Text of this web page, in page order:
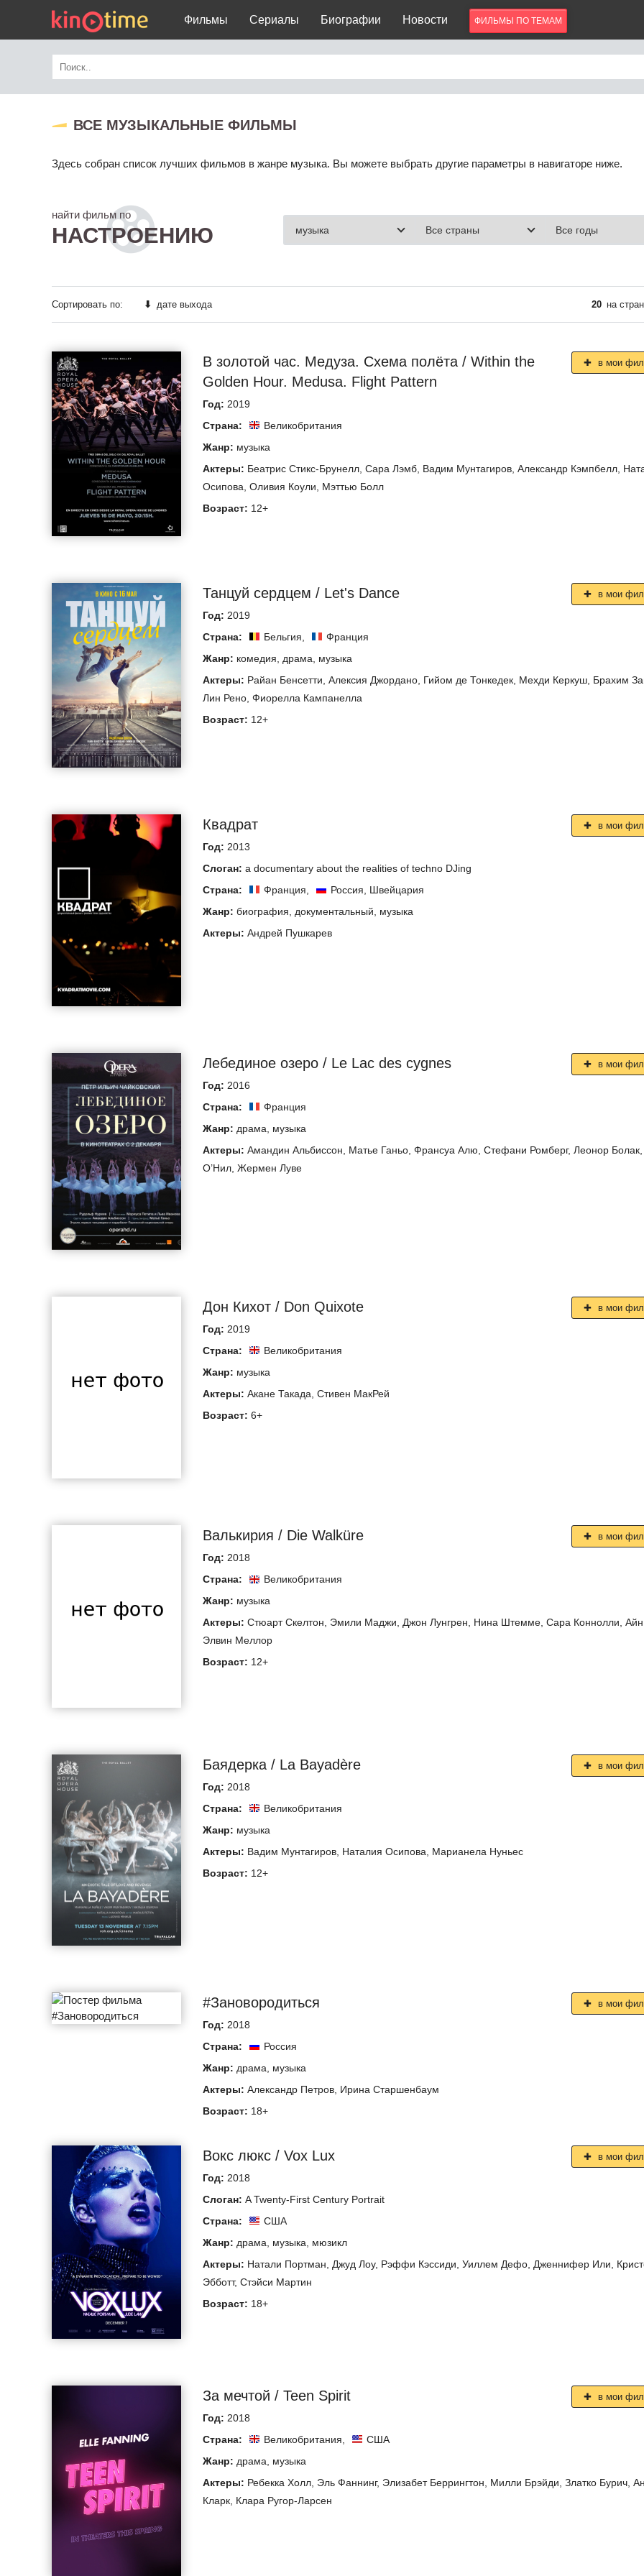
Фильмы Сериалы Биографии Новости ФИЛЬМЫ ПО ТЕМАМ
ВСЕ МУЗЫКАЛЬНЫЕ ФИЛЬМЫ
Здесь собран список лучших фильмов в жанре музыка. Вы можете выбрать другие параметры в навигаторе ниже.
найти фильм по
НАСТРОЕНИЮ
Сортировать по: ⬇ дате выхода 20 на
В золотой час. Медуза. Схема полёта / Within the
Golden Hour. Medusa. Flight Pattern
Год: 2019
Страна:
Великобритания
Жанр: музыка
Актеры: Беатрис Стикс-Брунелл Сара Лэмб Вадим Мунтагиров Александр Кэмпбелл
Осипова Оливия Коули
Мэттью Болл
Возраст: 12+
в мои
Танцуй сердцем / Let's Dance
Год: 2019
Страна:
Бельгия
Франция
Жанр: комедия драма
музыка
Актеры: Райан Бенсетти Алексия Джордано Гийом де Тонкедек Мехди Керкуш Брахим
Лин Рено Фиорелла Кампанелла
Возраст: 12+
в мои
Квадрат
Год: 2013
Слоган: a documentary about the realities of techno DJing
Страна:
Франция Россия
Швейцария
Жанр: биография документальный
музыка
Актеры: Андрей Пушкарев
в мои
Лебединое озеро / Le Lac des cygnes
Год: 2016
Страна:
Франция
Жанр: драма
музыка
Актеры: Амандин Альбиссон Матье Ганьо Франсуа Алю Стефани Ромберг, Леонор Болак
О’Нил Жермен Луве
в мои
Дон Кихот / Don Quixote
Год: 2019
Страна:
Великобритания
Жанр: музыка
Актеры: Акане Такада Стивен МакРей
Возраст: 6+
в мои
Валькирия / Die Walküre
Год: 2018
Страна:
Великобритания
Жанр: музыка
Актеры: Стюарт Скелтон, Эмили Маджи, Джон Лунгрен, Нина Штемме, Сара Коннолли,
Элвин Меллор
Возраст: 12+
в мои
Баядерка / La Bayadère
Год: 2018
Страна:
Великобритания
Жанр: музыка
Актеры: Вадим Мунтагиров Наталия Осипова
Марианела Нуньес
Возраст: 12+
в мои
#Зановородиться
Год: 2018
Страна:
Россия
Жанр: драма
музыка
Актеры: Александр Петров Ирина Старшенбаум
Возраст: 18+
в мои
Вокс люкс / Vox Lux
Год: 2018
Слоган: A Twenty-First Century Portrait
Страна:
США
Жанр: драма музыка
мюзикл
Актеры: Натали Портман Джуд Лоу, Рэффи Кэссиди Уиллем Дефо Дженнифер Или
Эбботт, Стэйси Мартин
Возраст: 18+
в мои
За мечтой / Teen Spirit
Год: 2018
Страна:
Великобритания
США
Жанр: драма
музыка
Актеры: Ребекка Холл Эль Фаннинг, Элизабет Беррингтон Милли Брэйди Златко Бурич
Кларк Клара Ругор-Ларсен
в мои